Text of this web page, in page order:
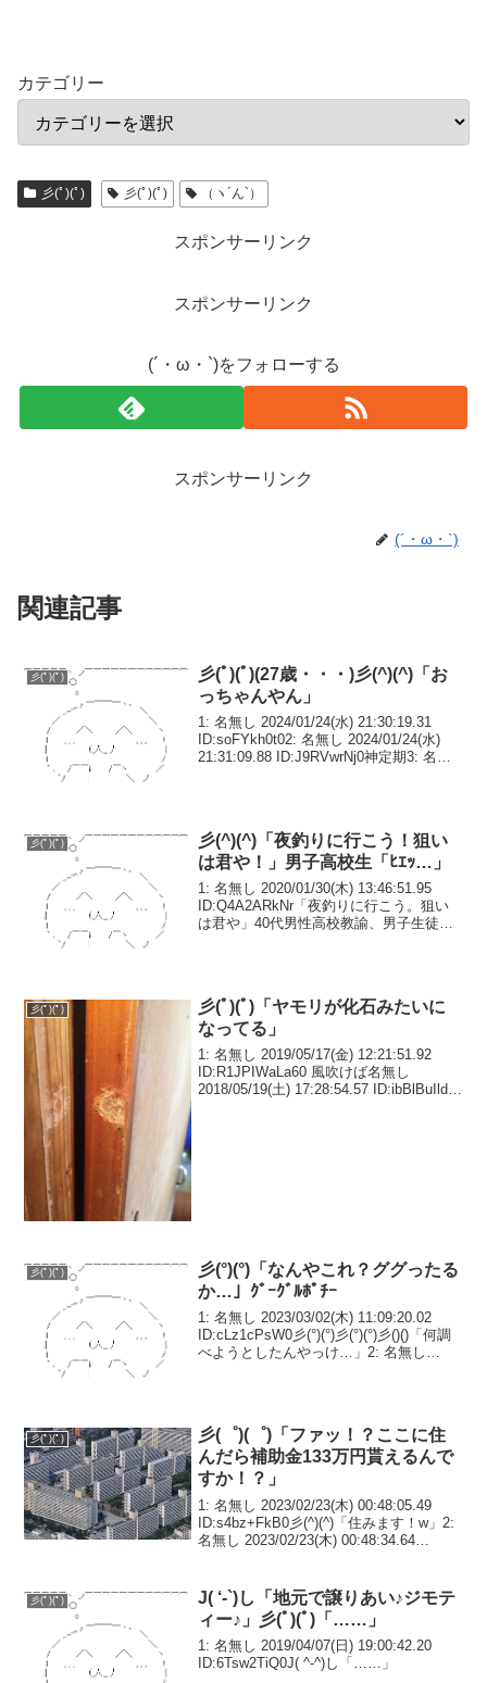
カテゴリー
彡(ﾟ)(ﾟ) 彡(ﾟ)(ﾟ) （ヽ´ん`）
スポンサーリンク
スポンサーリンク
(´・ω・`)をフォローする
スポンサーリンク
(´・ω・`)
関連記事
彡(ﾟ)(ﾟ)
彡(ﾟ)(ﾟ)(27歳・・・)彡(^)(^)「お
っちゃんやん」
1: 名無し 2024/01/24(水) 21:30:19.31
ID:soFYkh0t02: 名無し 2024/01/24(水)
21:31:09.88 ID:J9RVwrNj0神定期3: 名無
彡(ﾟ)(ﾟ)
彡(^)(^)「夜釣りに行こう！狙い
は君や！」男子高校生「ﾋｴｯ…」
1: 名無し 2020/01/30(木) 13:46:51.95
ID:Q4A2ARkNr「夜釣りに行こう。狙い
は君や」40代男性高校教諭、男子生徒へ
彡(ﾟ)(ﾟ)
彡(ﾟ)(ﾟ)「ヤモリが化石みたいに
なってる」
1: 名無し 2019/05/17(金) 12:21:51.92
ID:R1JPIWaLa60 風吹けば名無し
2018/05/19(土) 17:28:54.57 ID:ibBlBuIldう
彡(ﾟ)(ﾟ)
彡(°)(°)「なんやこれ？ググったる
か…」ｸﾞｰｸﾞﾙﾎﾟﾁｰ
1: 名無し 2023/03/02(木) 11:09:20.02
ID:cLz1cPsW0彡(°)(°)彡(°)(°)彡()()「何調
べようとしたんやっけ…」2: 名無し
彡(ﾟ)(ﾟ)
彡(゜)(゜)「ファッ！？ここに住
んだら補助金133万円貰えるんで
すか！？」
1: 名無し 2023/02/23(木) 00:48:05.49
ID:s4bz+FkB0彡(^)(^)「住みます！w」2:
名無し 2023/02/23(木) 00:48:34.64
彡(ﾟ)(ﾟ)
J( ‘-`)し「地元で譲りあい♪ジモテ
ィー♪」彡(ﾟ)(ﾟ)「……」
1: 名無し 2019/04/07(日) 19:00:42.20
ID:6Tsw2TiQ0J( ^-^)し「……」